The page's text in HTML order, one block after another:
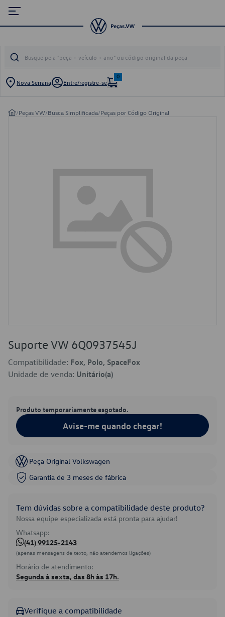
Nova Serrana Entre/registre-se
0
/Peças VW/Busca Simplificada/Peças por Código Original
Suporte VW 6Q0937545J
Compatibilidade: Fox, Polo, SpaceFox
Unidade de venda: Unitário(a)
Produto temporariamente esgotado.
Avise-me quando chegar!
Peça Original Volkswagen
Garantia de 3 meses de fábrica
Tem dúvidas sobre a compatibilidade deste produto?
Nossa equipe especializada está pronta para ajudar!
Whatsapp:
(41) 99125-2143
(apenas mensagens de texto, não atendemos ligações)
Horário de atendimento:
Segunda à sexta, das 8h às 17h.
Verifique a compatibilidade